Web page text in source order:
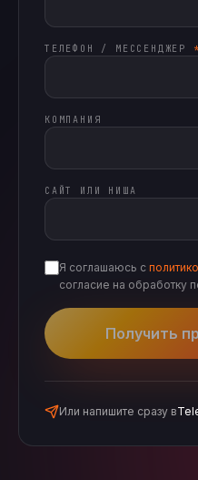
ТЕЛЕФОН / МЕССЕНДЖЕР *
КОМПАНИЯ
САЙТ ИЛИ НИША
Я соглашаюсь с
согласие на обработку
Получить
Или напишите сразу в